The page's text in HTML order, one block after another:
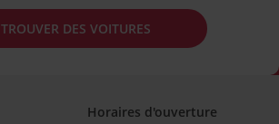
TROUVER DES VOITURES
Horaires d'ouverture